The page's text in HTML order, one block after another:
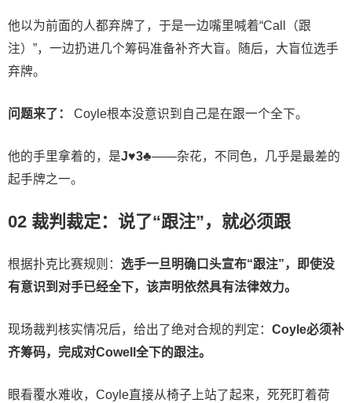
他以为前面的人都弃牌了，于是一边嘴里喊着“Call（跟
注）”，一边扔进几个筹码准备补齐大盲。随后，大盲位选手
弃牌。
问题来了： Coyle根本没意识到自己是在跟一个全下。
他的手里拿着的，是J♥3♣——杂花，不同色，几乎是最差的
起手牌之一。
02 裁判裁定：说了“跟注”，就必须跟
根据扑克比赛规则： 选手一旦明确口头宣布“跟注”，即使没
有意识到对手已经全下，该声明依然具有法律效力。
现场裁判核实情况后，给出了绝对合规的判定： Coyle必须补
齐筹码，完成对Cowell全下的跟注。
眼看覆水难收，Coyle直接从椅子上站了起来，死死盯着荷